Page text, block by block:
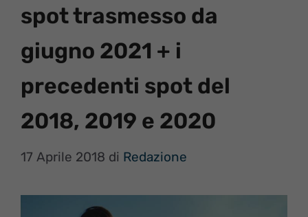
spot trasmesso da
giugno 2021 + i
precedenti spot del
2018, 2019 e 2020
17 Aprile 2018 di Redazione